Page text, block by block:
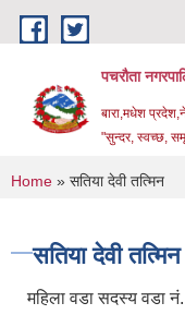
Skip to main content
पचरौता
बारा,मधेश
"सुन्दर, स्वच्छ,
You are here
Home » सतिया देवी तत्मिन
सतिया देवी तत्मिन
महिला वडा सदस्य वडा